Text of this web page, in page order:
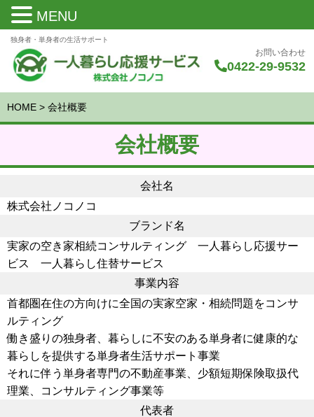
独身者・単身者の生活サポート
お問い合わせ
0422-29-9532
HOME > 会社概要
会社概要
会社名
株式会社ノコノコ
ブランド名
実家の空き家相続コンサルティング 一人暮らし応援サー
ビス 一人暮らし住替サービス
事業内容
首都圏在住の方向けに全国の実家空家・相続問題をコンサ
ルティング
働き盛りの独身者、暮らしに不安のある単身者に健康的な
暮らしを提供する単身者生活サポート事業
それに伴う単身者専門の不動産事業、少額短期保険取扱代
理業、コンサルティング事業等
代表者
MENU